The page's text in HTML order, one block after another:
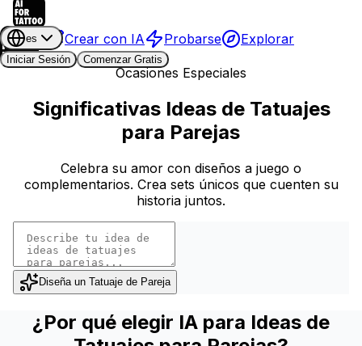
Crear con IA Probarse Explorar
es
Iniciar Sesión
Comenzar Gratis
Ocasiones Especiales
Significativas Ideas de Tatuajes
para Parejas
Celebra su amor con diseños a juego o
complementarios. Crea sets únicos que cuenten su
historia juntos.
Diseña un Tatuaje de Pareja
¿Por qué elegir IA para Ideas de